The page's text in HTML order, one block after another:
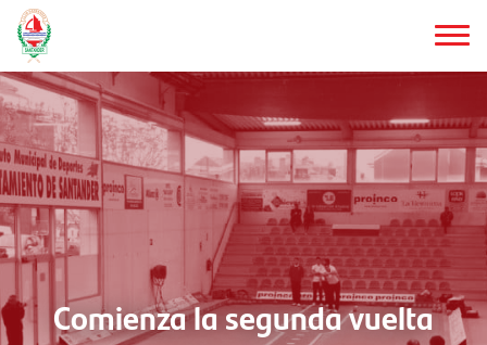
Saltar
al
contenido
principal
Comienza la segunda vuelta